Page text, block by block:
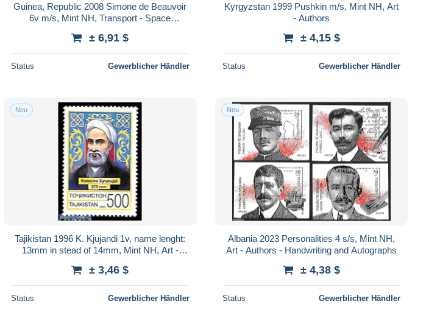
Guinea, Republic 2008 Simone de Beauvoir
6v m/s, Mint NH, Transport - Space
± 6,91 $
Status Gewerblicher Händler
Kyrgyzstan 1999 Pushkin m/s, Mint NH, Art
- Authors
± 4,15 $
Status Gewerblicher Händler
Neu
Tajikistan 1996 K. Kjujandi 1v, name lenght:
13mm in stead of 14mm, Mint NH, Art -
± 3,46 $
Status Gewerblicher Händler
Neu
Albania 2023 Personalities 4 s/s, Mint NH,
Art - Authors - Handwriting and Autographs
± 4,38 $
Status Gewerblicher Händler